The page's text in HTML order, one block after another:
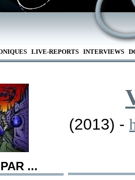
LIVE-REPORTS INTERVIEWS
...
(2013) -